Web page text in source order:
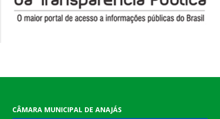
CÂMARA MUNICIPAL DE ANAJÁS